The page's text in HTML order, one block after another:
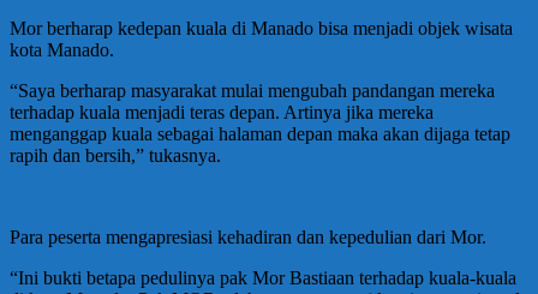
Mor berharap kedepan kuala di Manado bisa menjadi objek wisata
kota Manado.
“Saya berharap masyarakat mulai mengubah pandangan mereka
terhadap kuala menjadi teras depan. Artinya jika mereka
menganggap kuala sebagai halaman depan maka akan dijaga tetap
rapih dan bersih,” tukasnya.
Para peserta mengapresiasi kehadiran dan kepedulian dari Mor.
“Ini bukti betapa pedulinya pak Mor Bastiaan terhadap kuala-kuala